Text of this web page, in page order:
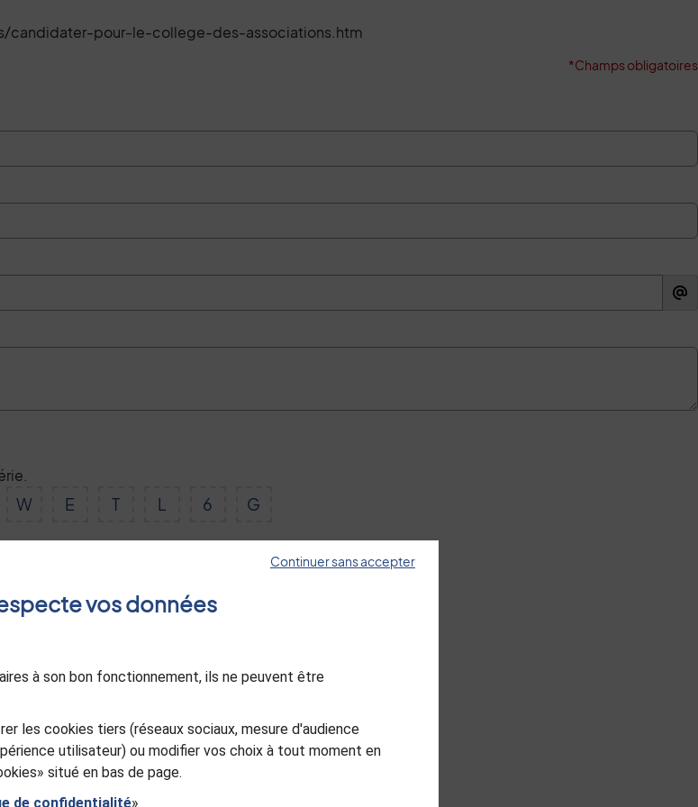
candidater-pour-le-college-des-associations.htm
*Champs obligatoires
W E T L 6 G
Continuer sans accepter
vos données
à son bon fonctionnement, ils ne peuvent être
les cookies tiers (réseaux sociaux, mesure d'audience
utilisateur) ou modifier vos choix à tout moment en
situé en bas de page.
de confidentialité»